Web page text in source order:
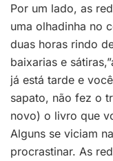
Por um lado, as
uma olhadinha no
duas horas rindo
baixarias e
já está tarde e
sapato, não fez o
novo) o livro que
Alguns se viciam
procrastinar. As